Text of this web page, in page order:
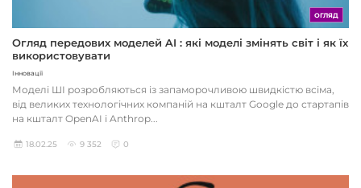
ОГЛЯД
Огляд передових моделей AI : які моделі змінять світ і як їх
використовувати
Інновації
Моделі ШІ розробляються із запаморочливою швидкістю всіма,
від великих технологічних компаній на кшталт Google до стартапів
на кшталт OpenAI і Anthrop...
18.02.25 9 352 0